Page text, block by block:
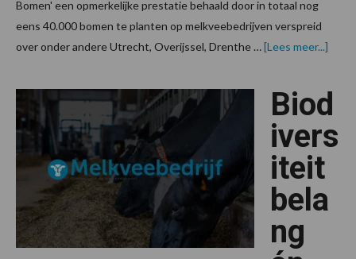
Bomen' een opmerkelijke prestatie behaald door in totaal nog
eens 40.000 bomen te planten op melkveebedrijven verspreid
over onder andere Utrecht, Overijssel, Drenthe …[Lees meer...]
voor
en
Biod
ivers
iteit
bela
ng